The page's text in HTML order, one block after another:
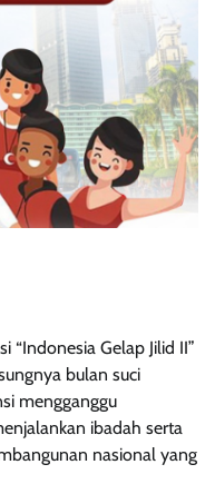
“Indonesia Gelap Jilid II”
bulan suci
mengganggu
ibadah serta
nasional yang